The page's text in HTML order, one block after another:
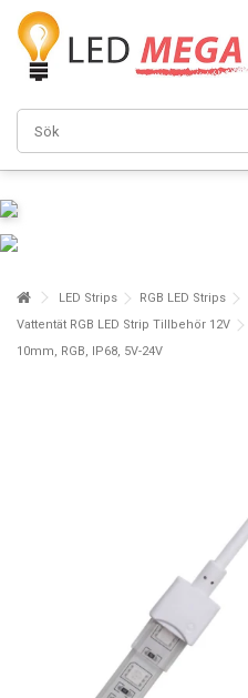
LED Strips RGB LED Strips
Vattentät RGB LED Strip Tillbehör 12V
10mm, RGB, IP68, 5V-24V